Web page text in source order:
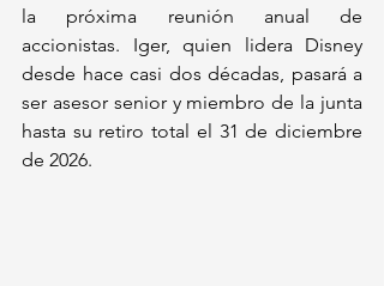
la próxima reunión anual de
accionistas. Iger, quien lidera Disney
desde hace casi dos décadas, pasará a
ser asesor senior y miembro de la junta
hasta su retiro total el 31 de diciembre
de 2026.